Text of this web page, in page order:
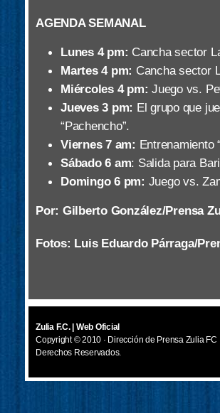
AGENDA SEMANAL
Lunes 4 pm: Cancha sector
Martes 4 pm: Cancha sector
Miércoles 4 pm: Juego vs.
Jueves 3 pm: El grupo que
“Pachencho”.
Viernes 7 am: Entrenamiento
Sábado 6 am: Salida para
Domingo 6 pm: Juego vs.
Por: Gilberto González/Prensa
Fotos: Luis Eduardo Párraga/
Zulia F.C. | Web Oficial
Copyright © 2010 · Dirección de Prensa Zulia FC
Derechos Reservados.